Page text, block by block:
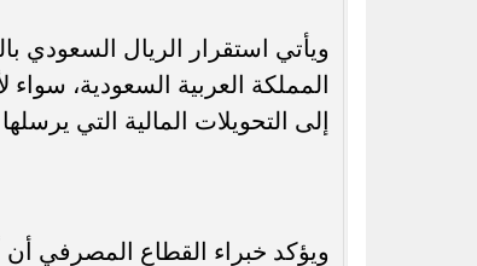
ويأتي استقرار الريال السعودي
المملكة العربية السعودية، سواء
إلى التحويلات المالية التي
ويؤكد خبراء القطاع المصرفي أن